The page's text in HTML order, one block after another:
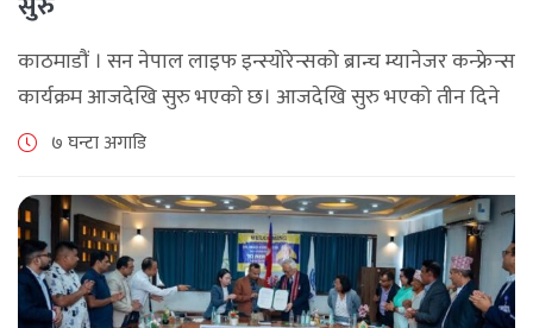
काठमाडौं । सन नेपाल लाइफ इन्स्योरेन्सको ब्रान्च म्यानेजर कन्फ्रेन्स
कार्यक्रम आजदेखि सुरु भएको छ। आजदेखि सुरु भएको तीन दिने
ब्रान्च म्यानेजर कन्फ्रेन्स विभिन्न कार्यक्रमहरुका साथ भब्य साथ
७ घन्टा अगाडि